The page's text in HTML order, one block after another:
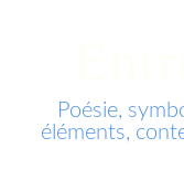
Poésie,
éléments,